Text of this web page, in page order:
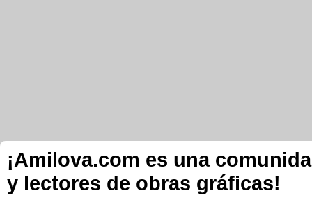
¡Amilova.com es una
y lectores de obras gráficas!